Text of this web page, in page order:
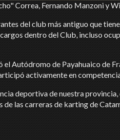
Correa, Fernando Manzoni y
del club más antiguo que
dentro del Club, incluso
Autódromo de Payahuaico de
activamente en
deportiva de nuestra
de las carreras de karting de